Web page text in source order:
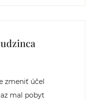
zmeniť účel
mal pobyt